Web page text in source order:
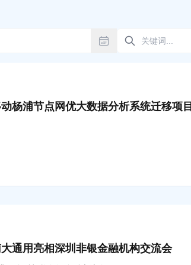
杨浦节点网优大数据分析系统迁移项目
通用亮相深圳非银金融机构交流会